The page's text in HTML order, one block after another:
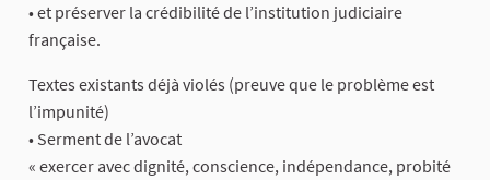
• et préserver la crédibilité de l’institution judiciaire
française.
Textes existants déjà violés (preuve que le problème est
l’impunité)
• Serment de l’avocat
« exercer avec dignité, conscience, indépendance, probité